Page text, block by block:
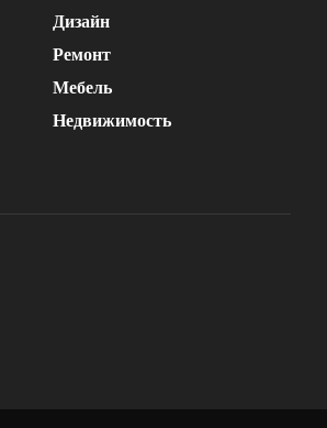
Дизайн
Ремонт
Мебель
Недвижимость